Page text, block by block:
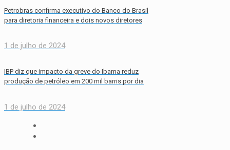
Petrobras confirma executivo do Banco do Brasil
para diretoria financeira e dois novos diretores
1 de julho de 2024
IBP diz que impacto da greve do Ibama reduz
produção de petróleo em 200 mil barris por dia
1 de julho de 2024